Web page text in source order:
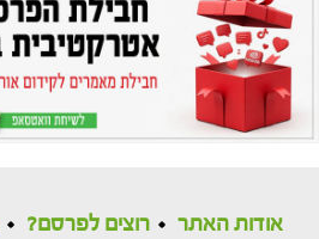
אודות האתר רוצים לפרסם?